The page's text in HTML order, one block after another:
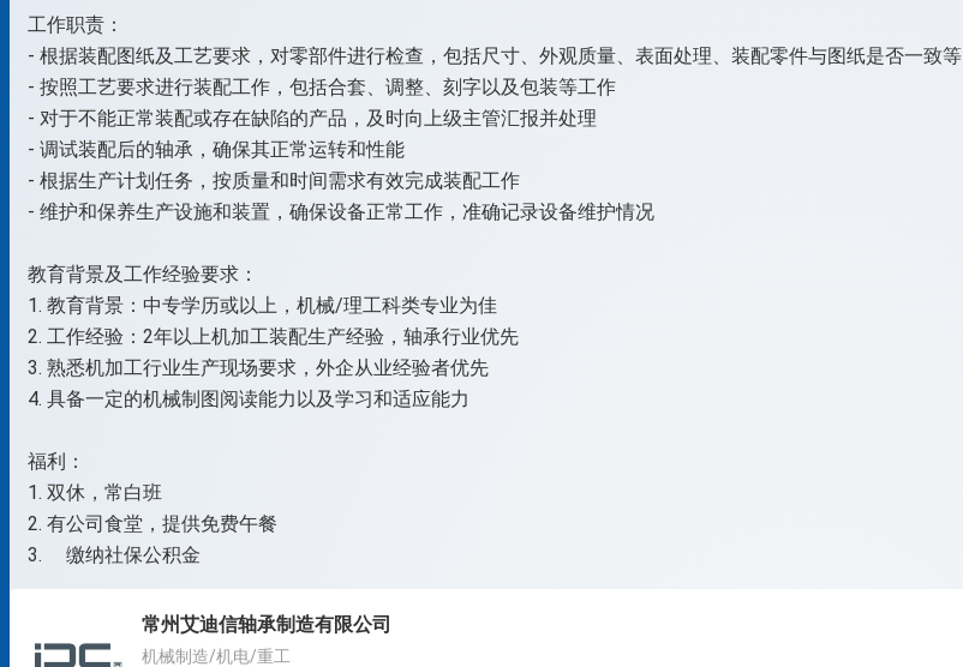
工作职责：
- 根据装配图纸及工艺要求，对零部件进行检查，包括尺寸、外观质量、表面处理、装配零件与图纸是否一致等
- 按照工艺要求进行装配工作，包括合套、调整、刻字以及包装等工作
- 对于不能正常装配或存在缺陷的产品，及时向上级主管汇报并处理
- 调试装配后的轴承，确保其正常运转和性能
- 根据生产计划任务，按质量和时间需求有效完成装配工作
- 维护和保养生产设施和装置，确保设备正常工作，准确记录设备维护情况
教育背景及工作经验要求：
1. 教育背景：中专学历或以上，机械/理工科类专业为佳
2. 工作经验：2年以上机加工装配生产经验，轴承行业优先
3. 熟悉机加工行业生产现场要求，外企从业经验者优先
4. 具备一定的机械制图阅读能力以及学习和适应能力
福利：
1. 双休，常白班
2. 有公司食堂，提供免费午餐
3. 缴纳社保公积金
常州艾迪信轴承制造有限公司
机械制造/机电/重工